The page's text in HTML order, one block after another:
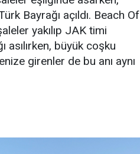
Bayrağı açıldı. Beach Of
yakılıp JAK timi
asılırken, büyük coşku
girenler de bu anı aynı